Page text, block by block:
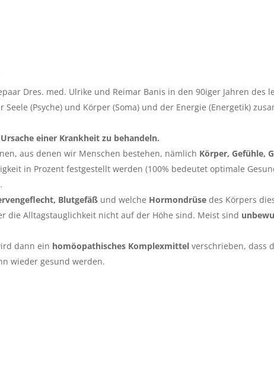
Dres. med. Ulrike und Reimar Banis in den 90iger Jahren des
(Psyche) und Körper (Soma) und der Energie (Energetik)
einer Krankheit zu behandeln.
aus denen wir Menschen bestehen, nämlich Körper, Gefühle,
in Prozent festgestellt werden (100% bedeutet optimale
Blutgefäß und welche Hormondrüsedes Körpers
die Alltagstauglichkeit nicht auf der Höhe sind. Meist sind
dann ein homöopathisches Komplexmittelverschrieben, dass
wieder gesund werden.